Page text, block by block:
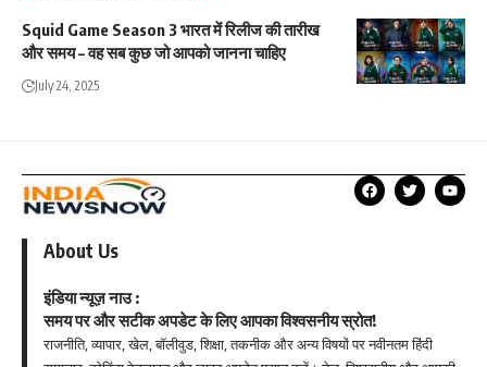
Squid Game Season 3 भारत में रिलीज की तारीख
और समय – वह सब कुछ जो आपको जानना चाहिए
July 24, 2025
About Us
इंडिया न्यूज़ नाउ :
समय पर और सटीक अपडेट के लिए आपका विश्वसनीय स्रोत!
राजनीति, व्यापार, खेल, बॉलीवुड, शिक्षा, तकनीक और अन्य विषयों पर नवीनतम हिंदी